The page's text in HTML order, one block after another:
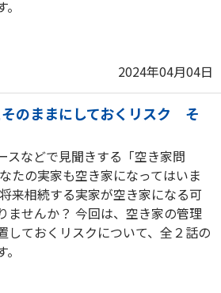
2024年04月04日
のままにしておくリスク そ
スなどで見聞きする「空き家問
たの実家も空き家になってはいま
来相続する実家が空き家になる可
ませんか？ 今回は、空き家の管理
しておくリスクについて、全２話の